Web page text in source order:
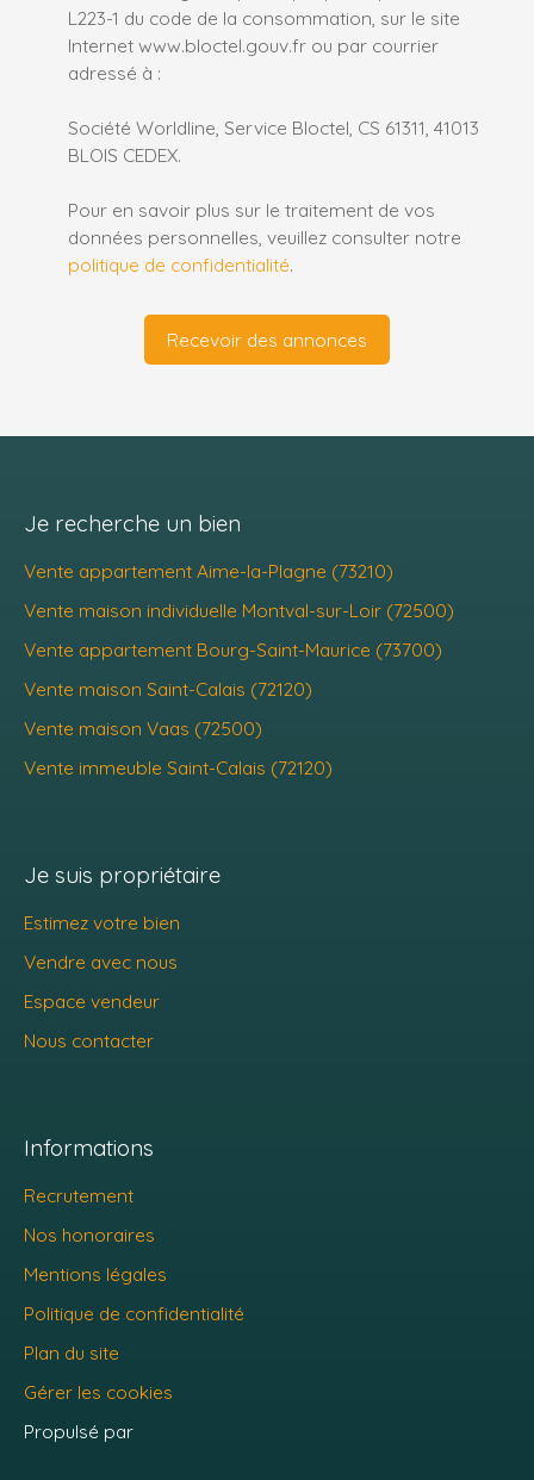
L223-1 du code de la consommation, sur le site
Internet www.bloctel.gouv.fr ou par courrier
adressé à :
Société Worldline, Service Bloctel, CS 61311, 41013
BLOIS CEDEX.
Pour en savoir plus sur le traitement de vos
données personnelles, veuillez consulter notre
politique de confidentialité.
Recevoir des annonces
Je recherche un bien
Vente appartement Aime-la-Plagne (73210)
Vente maison individuelle Montval-sur-Loir (72500)
Vente appartement Bourg-Saint-Maurice (73700)
Vente maison Saint-Calais (72120)
Vente maison Vaas (72500)
Vente immeuble Saint-Calais (72120)
Je suis propriétaire
Estimez votre bien
Vendre avec nous
Espace vendeur
Nous contacter
Informations
Recrutement
Nos honoraires
Mentions légales
Politique de confidentialité
Plan du site
Gérer les cookies
Propulsé par